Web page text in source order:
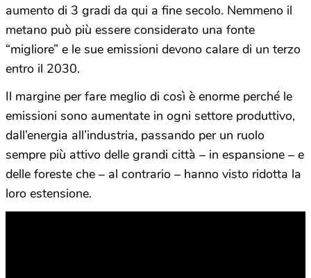
aumento di 3 gradi da qui a fine secolo. Nemmeno il
metano può più essere considerato una fonte
“migliore” e le sue emissioni devono calare di un terzo
entro il 2030.
Il margine per fare meglio di così è enorme perché le
emissioni sono aumentate in ogni settore produttivo,
dall’energia all’industria, passando per un ruolo
sempre più attivo delle grandi città – in espansione – e
delle foreste che – al contrario – hanno visto ridotta la
loro estensione.